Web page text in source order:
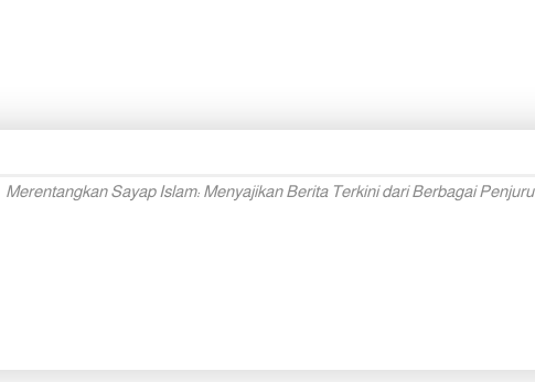
Merentangkan Sayap Islam: Menyajikan Berita Terkini dari Berbagai Penjuru